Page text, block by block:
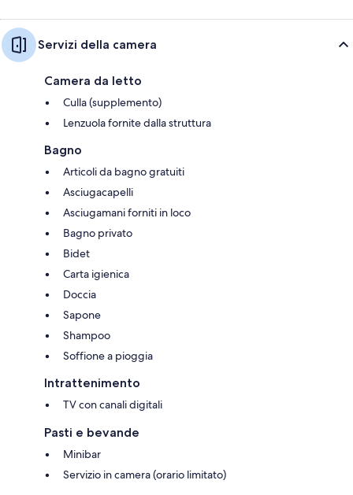
Servizi della camera
Camera da letto
Culla (supplemento)
Lenzuola fornite dalla struttura
Bagno
Articoli da bagno gratuiti
Asciugacapelli
Asciugamani forniti in loco
Bagno privato
Bidet
Carta igienica
Doccia
Sapone
Shampoo
Soffione a pioggia
Intrattenimento
TV con canali digitali
Pasti e bevande
Minibar
Servizio in camera (orario limitato)